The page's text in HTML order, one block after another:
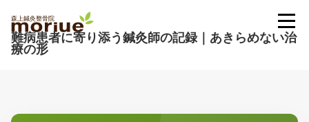
難病患者に寄り添う鍼灸師の記録｜あきらめない治
療の形